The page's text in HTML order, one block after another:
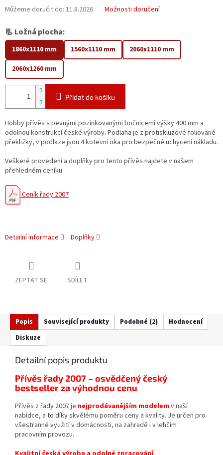
Můžeme doručit do: 11.8.2026 Možnosti doručení
📃 Ložná plocha:
1860x1110 mm 1560x1110 mm
2060x1110 mm
2060x1260 mm
Přidat do košíku
Hobby přívěs s pevnými pozinkovanými bočnicemi výšky 400 mm a
odolnou konstrukcí české výroby. Podlaha je z protiskluzové foliované
překližky, v podlaze jsou 4 kotevní oka pro bezpečné uchycení nákladu.
Veškeré provedení a doplňky pro tento přívěs najdete v našem
přehledném ceníku
Ceník řady 2007
Detailní informace Doplňky
ZEPTAT SE SDÍLET
Popis Související produkty Podobné (2)
Hodnocení
Diskuze
Detailní popis produktu
Přívěs řady 2007 – osvědčený český
bestseller za výhodnou cenu
Přívěs z řady 2007 je nejprodávanějším modelemv naší
nabídce, a to díky skvělému poměru ceny a kvality. Je určen pro
všestranné využití v domácnosti, na zahradě i v lehčím
pracovním provozu.